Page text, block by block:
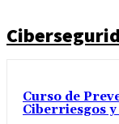
Curso de
Ciberriesgos